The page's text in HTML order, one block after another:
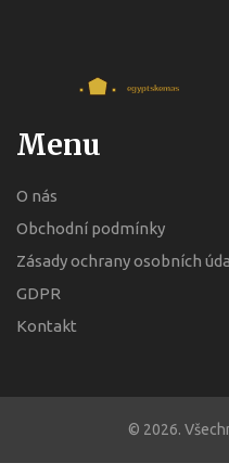
Menu
O nás
Obchodní podmínky
Zásady ochrany osobních
GDPR
Kontakt
© 2026.